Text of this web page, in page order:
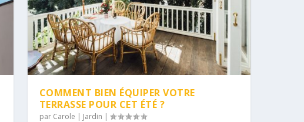
COMMENT BIEN ÉQUIPER VOTRE
TERRASSE POUR CET ÉTÉ ?
par Carole | Jardin |